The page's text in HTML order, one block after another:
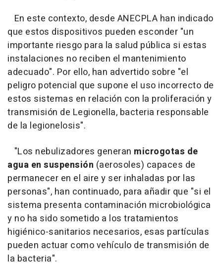
En este contexto, desde ANECPLA han indicado
que estos dispositivos pueden esconder "un
importante riesgo para la salud pública si estas
instalaciones no reciben el mantenimiento
adecuado". Por ello, han advertido sobre "el
peligro potencial que supone el uso incorrecto de
estos sistemas en relación con la proliferación y
transmisión de Legionella, bacteria responsable
de la legionelosis".
"Los nebulizadores generan microgotas de
agua en suspensión (aerosoles) capaces de
permanecer en el aire y ser inhaladas por las
personas", han continuado, para añadir que "si el
sistema presenta contaminación microbiológica
y no ha sido sometido a los tratamientos
higiénico-sanitarios necesarios, esas partículas
pueden actuar como vehículo de transmisión de
la bacteria".